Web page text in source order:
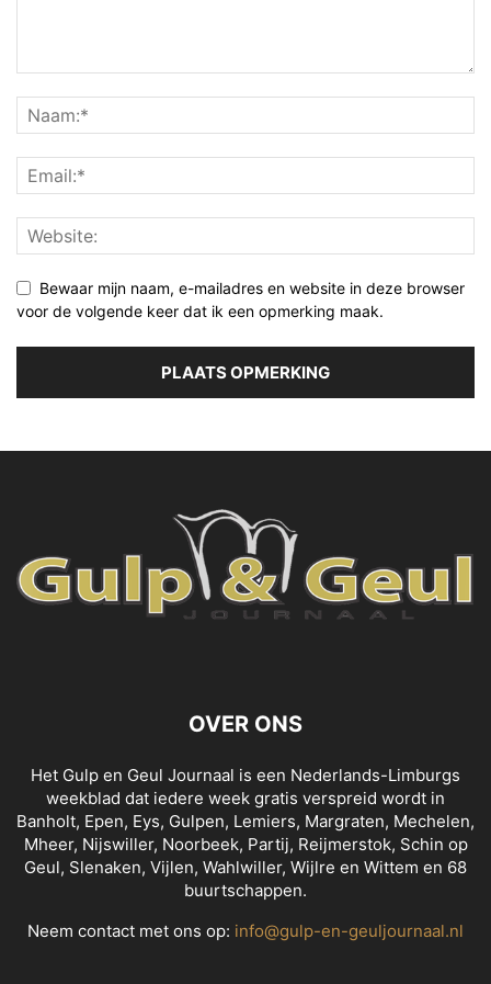
Bewaar mijn naam, e-mailadres en website in deze browser
voor de volgende keer dat ik een opmerking maak.
OVER ONS
Het Gulp en Geul Journaal is een Nederlands-Limburgs
weekblad dat iedere week gratis verspreid wordt in
Banholt, Epen, Eys, Gulpen, Lemiers, Margraten, Mechelen,
Mheer, Nijswiller, Noorbeek, Partij, Reijmerstok, Schin op
Geul, Slenaken, Vijlen, Wahlwiller, Wijlre en Wittem en 68
buurtschappen.
Neem contact met ons op: info@gulp-en-geuljournaal.nl